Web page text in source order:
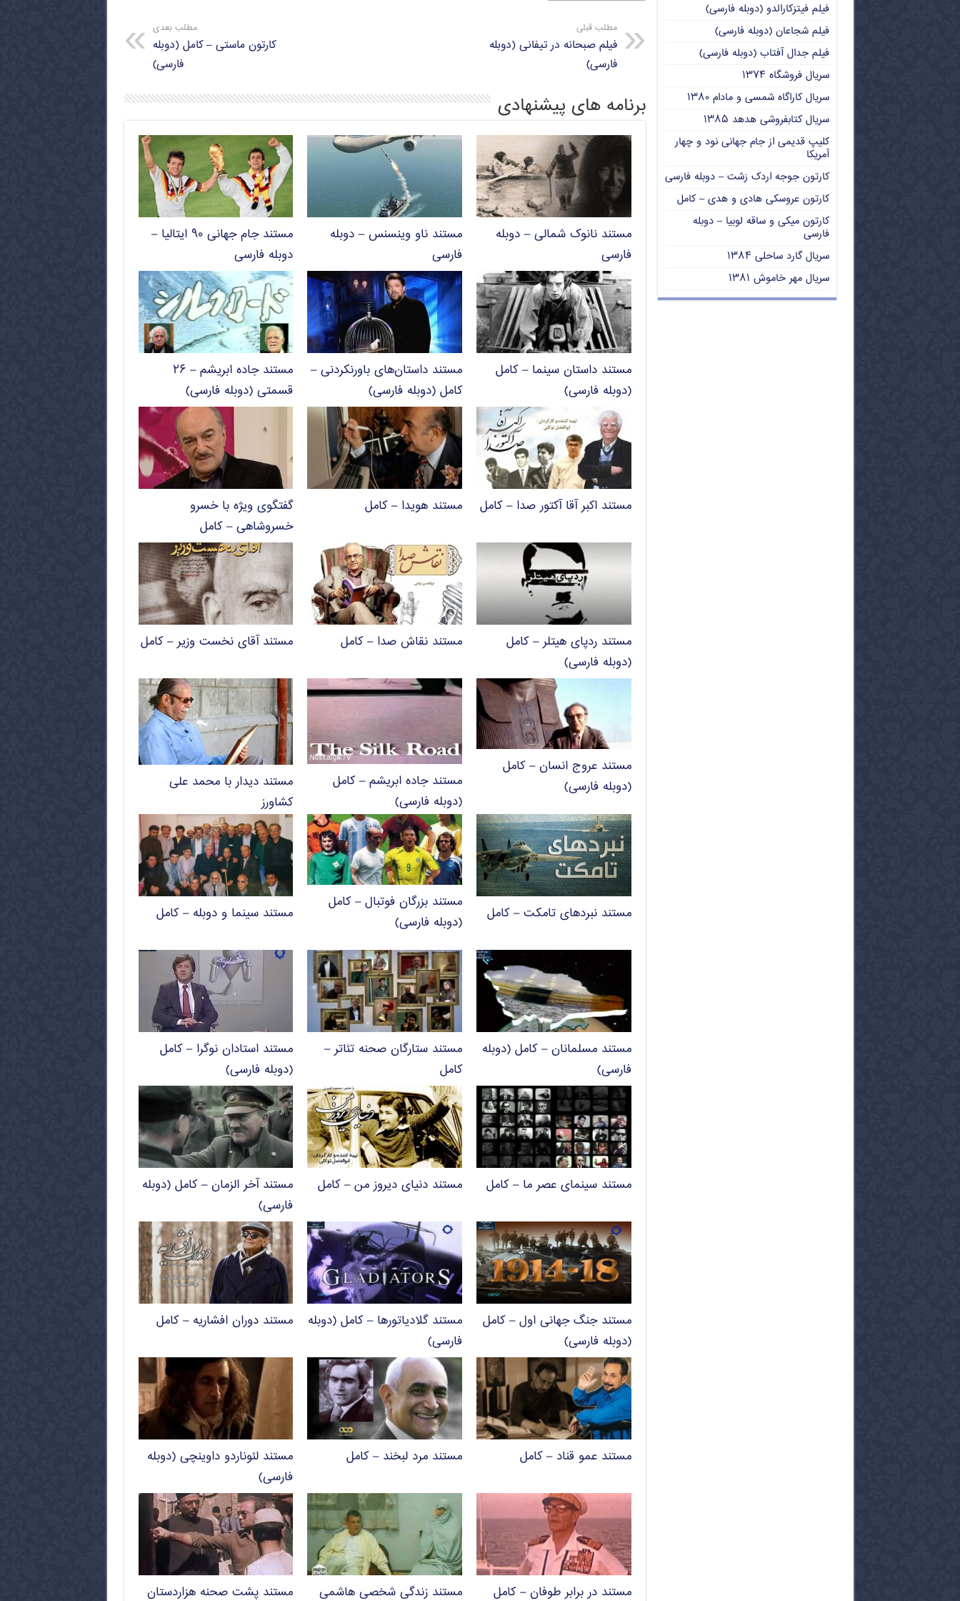
o
o
k
r
a
p
مطلب قبلی
فیلم صبحانه در تیفانی (دوبله
فارسی)
مطلب بعدی
کارتون ماستی – کامل (دوبله
فارسی)
برنامه های پیشنهادی
مستند نانوک شمالی – دوبله
فارسی
مستند ناو وینسنس – دوبله
فارسی
مستند جام جهانی ۹۰ ایتالیا –
دوبله فارسی
مستند داستان سینما – کامل
(دوبله فارسی)
مستند داستان‌های باورنکردنی –
کامل (دوبله فارسی)
مستند جاده ابریشم – ۲۶
قسمتی (دوبله فارسی)
مستند اکبر آقا آکتور صدا – کامل مستند هویدا – کامل
گفتگوی ویژه با خسرو
خسروشاهی – کامل
مستند ردپای هیتلر – کامل
(دوبله فارسی)
مستند نقاش صدا – کامل مستند آقای نخست وزیر – کامل
مستند عروج انسان – کامل
(دوبله فارسی)
مستند جاده ابریشم – کامل
(دوبله فارسی)
مستند دیدار با محمد علی
کشاورز
مستند نبردهای تامکت – کامل
مستند بزرگان فوتبال – کامل
(دوبله فارسی)
مستند سینما و دوبله – کامل
مستند مسلمانان – کامل (دوبله
فارسی)
مستند ستارگان صحنه تئاتر –
کامل
مستند استادان نوگرا – کامل
(دوبله فارسی)
مستند سینمای عصر ما – کامل مستند دنیای دیروز من – کامل
مستند آخر الزمان – کامل (دوبله
فارسی)
مستند جنگ جهانی اول – کامل
(دوبله فارسی)
مستند گلادیاتورها – کامل (دوبله
فارسی)
مستند دوران افشاریه – کامل
مستند عمو قناد – کامل مستند مرد لبخند – کامل
مستند لئوناردو داوینچی (دوبله
فارسی)
مستند در برابر طوفان – کامل مستند زندگی شخصی هاشمی مستند پشت صحنه هزاردستان
فیلم فیتزکارالدو (دوبله فارسی)
فیلم شجاعان (دوبله فارسی)
فیلم جدال آفتاب (دوبله فارسی)
سریال فروشگاه ۱۳۷۴
سریال کاراگاه شمسی و مادام ۱۳۸۰
سریال کتابفروشی هدهد ۱۳۸۵
کلیپ قدیمی از جام جهانی نود و چهار
آمریکا
کارتون جوجه اردک زشت – دوبله فارسی
کارتون عروسکی هادی و هدی – کامل
کارتون میکی و ساقه لوبیا – دوبله
فارسی
سریال گارد ساحلی ۱۳۸۴
سریال مهر خاموش ۱۳۸۱